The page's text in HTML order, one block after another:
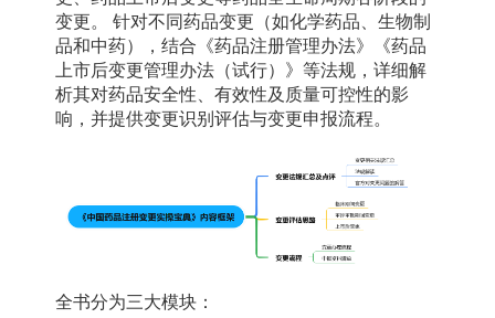
变更。 针对不同药品变更（如化学药品、生物制
品和中药），结合《药品注册管理办法》《药品
上市后变更管理办法（试行）》等法规，详细解
析其对药品安全性、有效性及质量可控性的影
响，并提供变更识别评估与变更申报流程。
全书分为三大模块：